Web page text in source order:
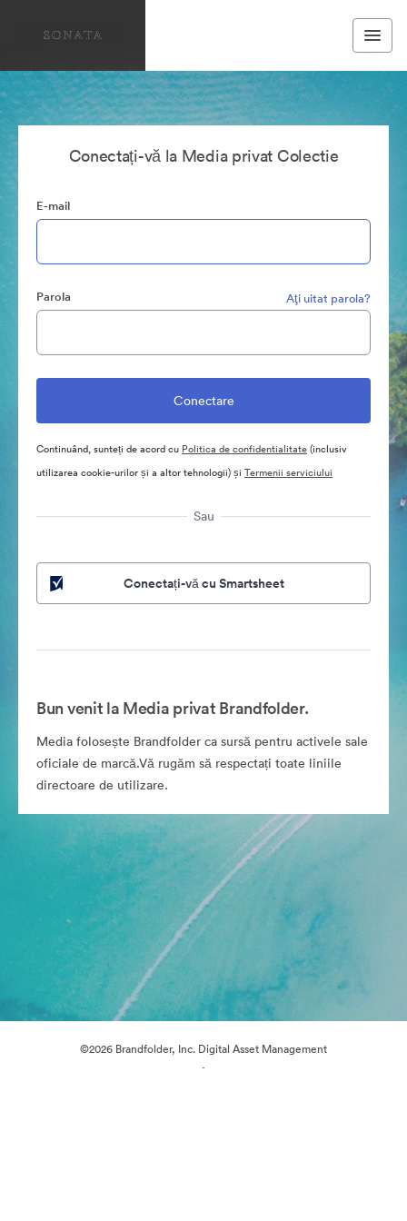
Conectați-vă la Media privat Colectie
E-mail
Parola Aţi uitat parola?
Continuând, sunteți de acord cu Politica de confidentialitate(inclusiv
utilizarea cookie-urilor și a altor tehnologii) și Termenii serviciului
Sau
Conectați-vă cu Smartsheet
Bun venit la Media privat Brandfolder.
Media folosește Brandfolder ca sursă pentru activele sale
oficiale de marcă.Vă rugăm să respectați toate liniile
directoare de utilizare.
©2026 Brandfolder, Inc. Digital Asset Management
·